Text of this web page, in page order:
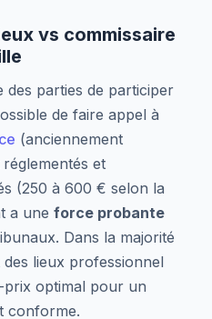
vs commissaire
des parties de participer
de faire appel à
(anciennement
et
(250 à 600 € selon la
a une force probante
Dans la majorité
lieux professionnel
optimal pour un
conforme.